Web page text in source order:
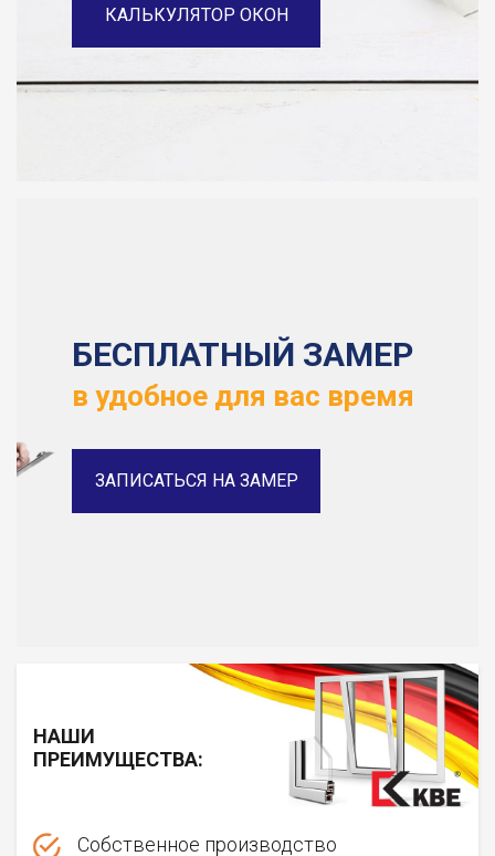
КАЛЬКУЛЯТОР ОКОН
БЕСПЛАТНЫЙ ЗАМЕР
в удобное для вас время
ЗАПИСАТЬСЯ НА ЗАМЕР
НАШИ
ПРЕИМУЩЕСТВА:
Собственное производство